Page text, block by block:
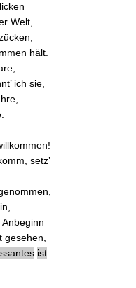
Welt,
hält.
ich sie,
setz’
Anbeginn
gesehen,
ist